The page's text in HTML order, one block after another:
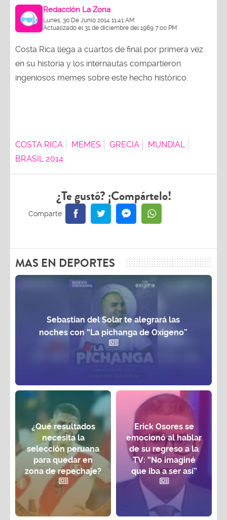
Redacción La Zona
Lunes, 30 De Junio 2014 11:41 AM
Actualizado el 31 de diciembre del 1969 7:00 PM
Costa Rica llega a cuartos de final por primera vez
en su historia y los internautas compartieron
ingeniosos memes sobre este hecho histórico.
COSTA RICA MEMES GRECIA
MUNDIAL
BRASIL 2014
¿Te gustó? ¡Compártelo!
MAS EN DEPORTES
Sebastian del Solar te alegrará las
noches con “La pichanga de Oxígeno”
¿Qué resultados
necesita la
selección peruana
para quedar en
zona de repechaje?
Erick Osores se
emocionó al hablar
de su regreso a la
TV: “No imaginé
que iba a ser así”